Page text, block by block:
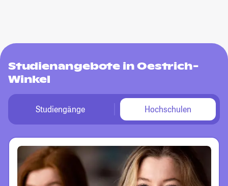
Studienangebote in Oestrich-
Winkel
Studiengänge Hochschulen